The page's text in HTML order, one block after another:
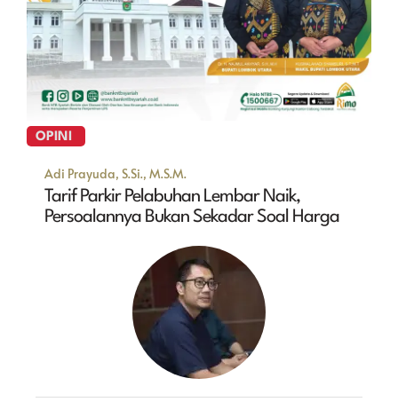
OPINI
Adi Prayuda, S.Si., M.S.M.
Tarif Parkir Pelabuhan Lembar Naik,
Persoalannya Bukan Sekadar Soal Harga